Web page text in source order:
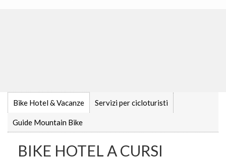
Bike Hotel & Vacanze Servizi per cicloturisti
Guide Mountain Bike
BIKE HOTEL A CURSI